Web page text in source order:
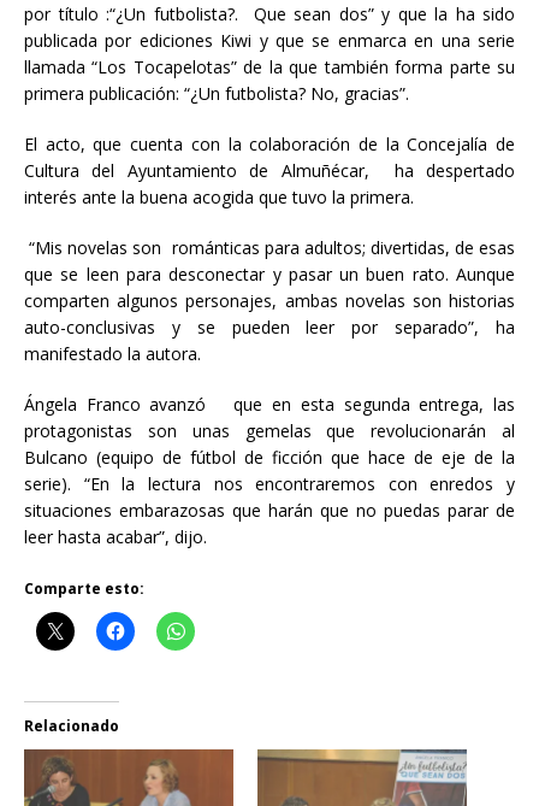
por título :“¿Un futbolista?. Que sean dos” y que la ha sido
publicada por ediciones Kiwi y que se enmarca en una serie
llamada “Los Tocapelotas” de la que también forma parte su
primera publicación: “¿Un futbolista? No, gracias”.
El acto, que cuenta con la colaboración de la Concejalía de
Cultura del Ayuntamiento de Almuñécar, ha despertado
interés ante la buena acogida que tuvo la primera.
“Mis novelas son románticas para adultos; divertidas, de esas
que se leen para desconectar y pasar un buen rato. Aunque
comparten algunos personajes, ambas novelas son historias
auto-conclusivas y se pueden leer por separado”, ha
manifestado la autora.
Ángela Franco avanzó que en esta segunda entrega, las
protagonistas son unas gemelas que revolucionarán al
Bulcano (equipo de fútbol de ficción que hace de eje de la
serie). “En la lectura nos encontraremos con enredos y
situaciones embarazosas que harán que no puedas parar de
leer hasta acabar”, dijo.
Comparte esto:
Relacionado